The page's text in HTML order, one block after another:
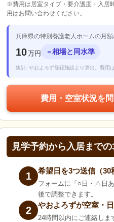
※費用は居室タイプ・要介護度・入居
用はお問い合わせください。
兵庫県の特別養護老人ホームの月
10万円 ＝相場と同水準
集計: やおよろず登録施設より算出。費用
費用・空室状況を
見学予約から入居まで
1 希望日を3つ送信（30
フォームに「○日・△日
後で調整できます。
2 やおよろずが空室・
24時間以内にご連絡しま